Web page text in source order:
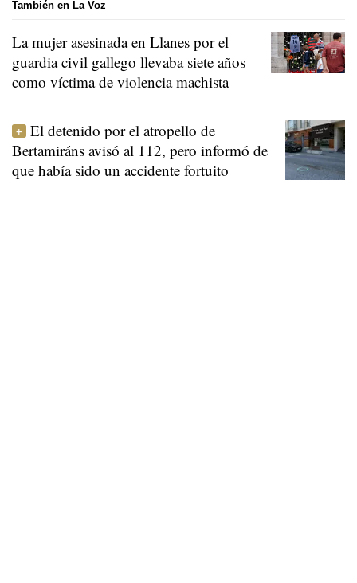
También en La Voz
La mujer asesinada en Llanes por el
guardia civil gallego llevaba siete años
como víctima de violencia machista
El detenido por el atropello de
Bertamiráns avisó al 112, pero informó de
que había sido un accidente fortuito